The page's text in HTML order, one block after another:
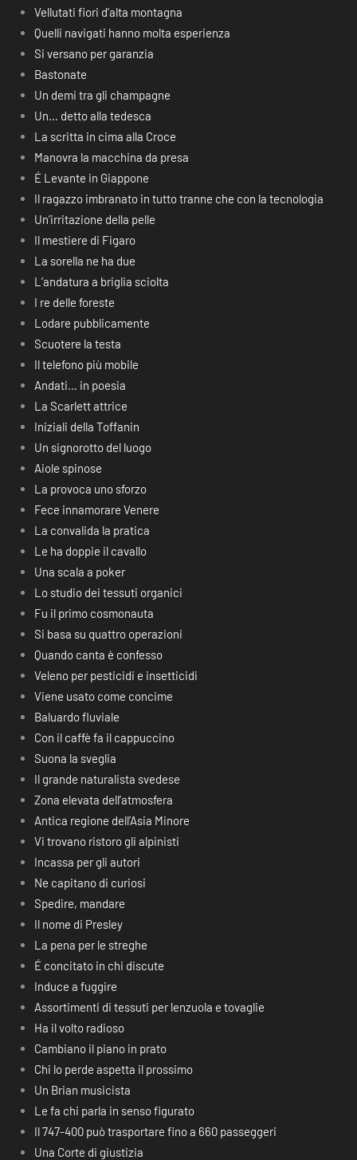
Vellutati fiori d’alta montagna
Quelli navigati hanno molta esperienza
Si versano per garanzia
Bastonate
Un demi tra gli champagne
Un… detto alla tedesca
La scritta in cima alla Croce
Manovra la macchina da presa
É Levante in Giappone
Il ragazzo imbranato in tutto tranne che con la tecnologia
Un’irritazione della pelle
Il mestiere di Figaro
La sorella ne ha due
L’andatura a briglia sciolta
I re delle foreste
Lodare pubblicamente
Scuotere la testa
Il telefono più mobile
Andati… in poesia
La Scarlett attrice
Iniziali della Toffanin
Un signorotto del luogo
Aiole spinose
La provoca uno sforzo
Fece innamorare Venere
La convalida la pratica
Le ha doppie il cavallo
Una scala a poker
Lo studio dei tessuti organici
Fu il primo cosmonauta
Si basa su quattro operazioni
Quando canta è confesso
Veleno per pesticidi e insetticidi
Viene usato come concime
Baluardo fluviale
Con il caffè fa il cappuccino
Suona la sveglia
Il grande naturalista svedese
Zona elevata dell’atmosfera
Antica regione dell’Asia Minore
Vi trovano ristoro gli alpinisti
Incassa per gli autori
Ne capitano di curiosi
Spedire, mandare
Il nome di Presley
La pena per le streghe
É concitato in chi discute
Induce a fuggire
Assortimenti di tessuti per lenzuola e tovaglie
Ha il volto radioso
Cambiano il piano in prato
Chi lo perde aspetta il prossimo
Un Brian musicista
Le fa chi parla in senso figurato
Il 747-400 può trasportare fino a 660 passeggeri
Una Corte di giustizia